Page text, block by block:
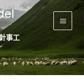
Main
事工